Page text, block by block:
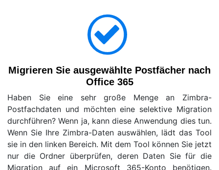
Migrieren Sie ausgewählte Postfächer nach
Office 365
Haben Sie eine sehr große Menge an Zimbra-
Postfachdaten und möchten eine selektive Migration
durchführen? Wenn ja, kann diese Anwendung dies tun.
Wenn Sie Ihre Zimbra-Daten auswählen, lädt das Tool
sie in den linken Bereich. Mit dem Tool können Sie jetzt
nur die Ordner überprüfen, deren Daten Sie für die
Migration auf ein Microsoft 365-Konto benötigen.